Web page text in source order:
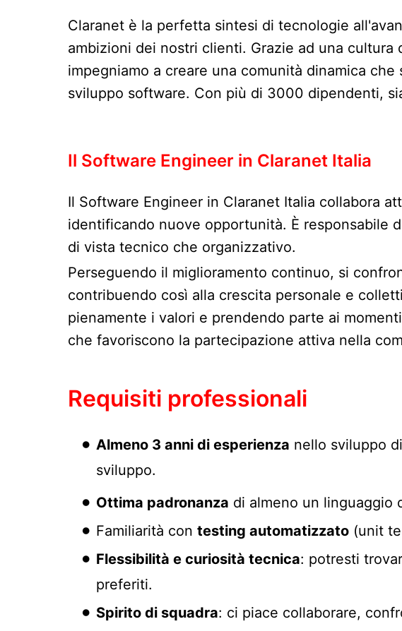
Claranet è la perfetta sintesi di tecnologie
ambizioni dei nostri clienti. Grazie ad una
impegniamo a creare una comunità dinamica
sviluppo software. Con più di 3000 dipendenti,
Il Software Engineer in Claranet Italia
Il Software Engineer in Claranet Italia collabora
identificando nuove opportunità. È responsabile
di vista tecnico che organizzativo.
Perseguendo il miglioramento continuo, si
contribuendo così alla crescita personale e
pienamente i valori e prendendo parte ai
che favoriscono la partecipazione attiva nella
Requisiti professionali
Almeno 3 anni di esperienza nello sviluppo
sviluppo.
Ottima padronanza di almeno un linguaggio
Familiarità con testing automatizzato (unit
Flessibilità e curiosità tecnica: potresti
preferiti.
Spirito di squadra: ci piace collaborare,